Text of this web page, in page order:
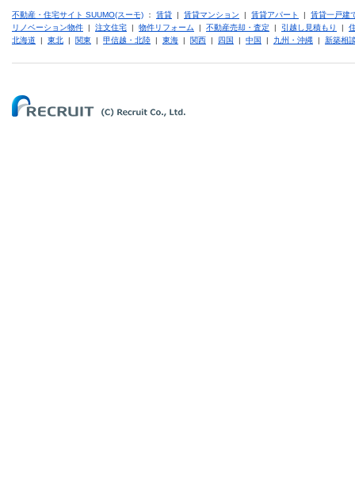
不動産・住宅サイト SUUMO(スーモ) ： 賃貸 | 賃貸マンション | 賃貸アパート | 賃貸一戸建
リノベーション物件 | 注文住宅 | 物件リフォーム | 不動産売却・査定 | 引越し見積もり |
北海道 | 東北 | 関東 | 甲信越・北陸 | 東海 | 関西 | 四国 | 中国 | 九州・沖縄 | 新築相